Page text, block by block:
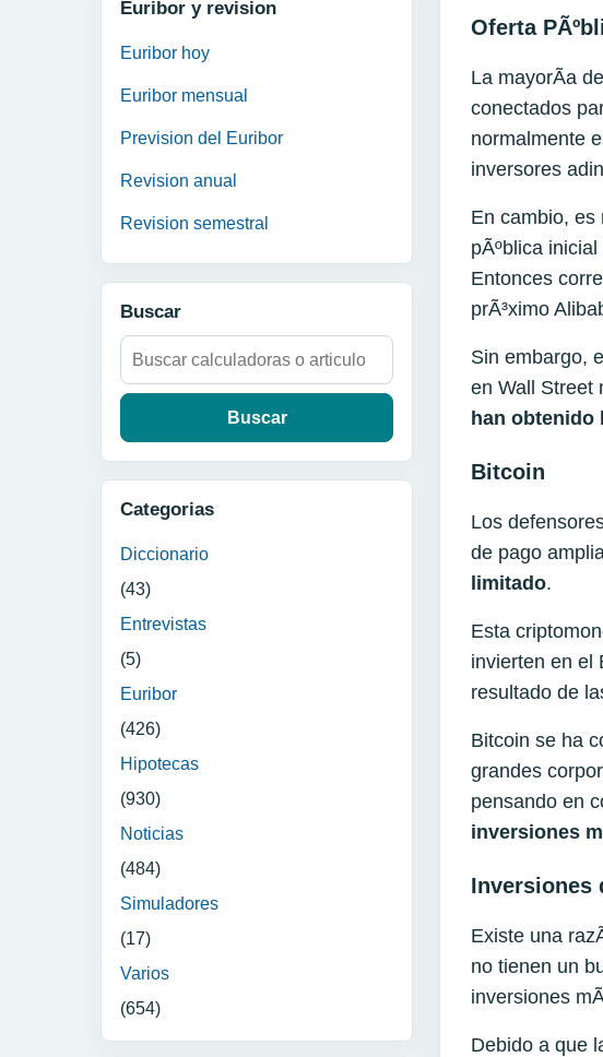
Euribor y revision
Euribor hoy
Euribor mensual
Prevision del Euribor
Revision anual
Revision semestral
Buscar
Buscar:
Categorias
Diccionario
(43)
Entrevistas
(5)
Euribor
(426)
Hipotecas
(930)
Noticias
(484)
Simuladores
(17)
Varios
(654)
Oferta
La mayorÃ­a
conectados
normalmente
inversores
En cambio, es
pÃºblica
Entonces
prÃ³ximo
Sin embargo,
en Wall Street
han obtenido
Bitcoin
Los
de pago
limitado.
Esta
invierten en el
resultado de
Bitcoin se ha
grandes
pensando en
inversiones
Inversiones
Existe una
no tienen un
inversiones
Debido a que